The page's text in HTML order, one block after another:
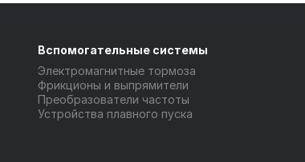
Вспомогательные системы
Электромагнитные тормоза
Фрикционы и выпрямители
Преобразователи частоты
Устройства плавного пуска